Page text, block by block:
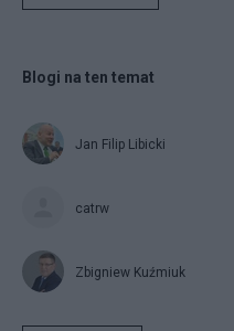
Blogi na ten temat
Jan Filip Libicki
catrw
Zbigniew Kuźmiuk